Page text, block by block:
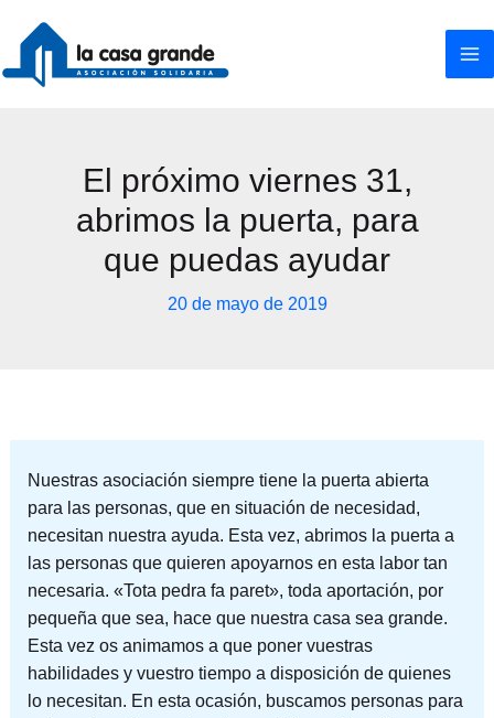
contenido
El próximo viernes 31,
abrimos la puerta, para
que puedas ayudar
20 de mayo de 2019
Nuestras asociación siempre tiene la puerta abierta
para las personas, que en situación de necesidad,
necesitan nuestra ayuda. Esta vez, abrimos la puerta a
las personas que quieren apoyarnos en esta labor tan
necesaria. «Tota pedra fa paret», toda aportación, por
pequeña que sea, hace que nuestra casa sea grande.
Esta vez os animamos a que poner vuestras
habilidades y vuestro tiempo a disposición de quienes
lo necesitan. En esta ocasión, buscamos personas para